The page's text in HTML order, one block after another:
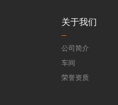
关于我们
公司简介
车间
荣誉资质